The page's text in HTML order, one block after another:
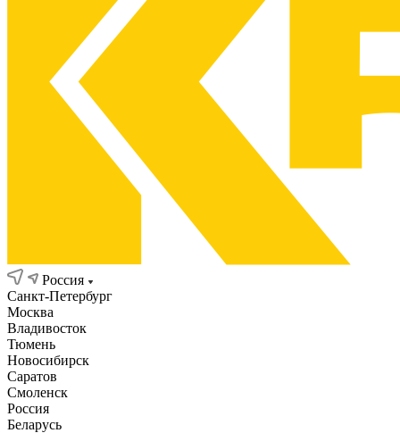
Россия
Санкт-Петербург
Москва
Владивосток
Тюмень
Новосибирск
Саратов
Смоленск
Россия
Беларусь